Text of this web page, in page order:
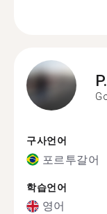
P.
구사언어
포르투갈어
학습언어
영어